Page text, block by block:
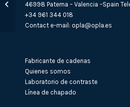
46998 Paterna – Valencia –Spain
+34 961 344 018
Contact e-mail: opla@opla.es
Fabricante de cadenas
Quienes somos
Laboratorio de contraste
Línea de chapado
REASA 5mm (Peso por
pieza...